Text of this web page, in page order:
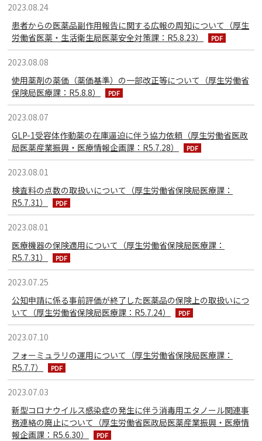
2023.08.24
患者からの医薬品副作用報告に関する広報の周知について（厚生
労働省医薬・生活衛生局医薬安全対策課：R5.8.23）
2023.08.08
使用薬剤の薬価（薬価基準）の一部改正等について（厚生労働省
保険局医療課：R5.8.8）
2023.08.07
GLP-1受容体作動薬の在庫逼迫に伴う協力依頼（厚生労働省医政
局医薬産業振興・医療情報企画課：R5.7.28）
2023.08.01
検査料の点数の取扱いについて（厚生労働省保険局医療課：
R5.7.31）
2023.08.01
医療機器の保険適用について（厚生労働省保険局医療課：
R5.7.31）
2023.07.25
公知申請に係る事前評価が終了した医薬品の保険上の取扱いにつ
いて（厚生労働省保険局医療課：R5.7.24）
2023.07.10
フォーミュラリの運用について（厚生労働省保険局医療課：
R5.7.7）
2023.07.03
新型コロナウイルス感染症の発生に伴う消毒用エタノール関連事
務連絡の廃止について（厚生労働省医政局医薬産業振興・医療情
報企画課：R5.6.30）